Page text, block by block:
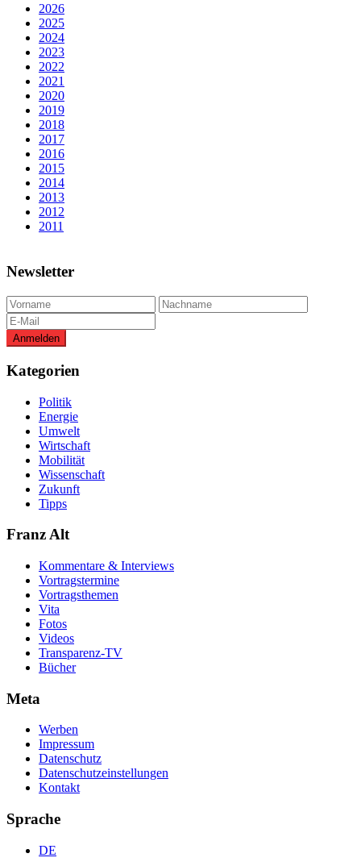
2026
2025
2024
2023
2022
2021
2020
2019
2018
2017
2016
2015
2014
2013
2012
2011
Newsletter
Kategorien
Politik
Energie
Umwelt
Wirtschaft
Mobilität
Wissenschaft
Zukunft
Tipps
Franz Alt
Kommentare & Interviews
Vortragstermine
Vortragsthemen
Vita
Fotos
Videos
Transparenz-TV
Bücher
Meta
Werben
Impressum
Datenschutz
Datenschutzeinstellungen
Kontakt
Sprache
DE